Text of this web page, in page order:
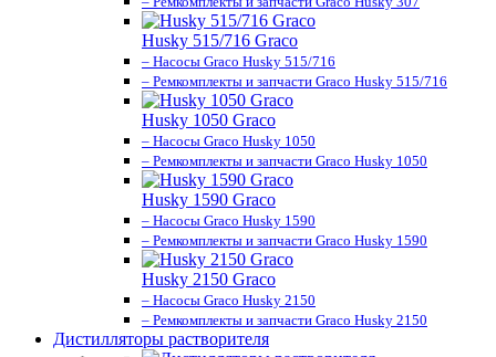
Husky 515/716 Graco
– Насосы Graco Husky 515/716
– Ремкомплекты и запчасти Graco Husky 515/716
Husky 1050 Graco
– Насосы Graco Husky 1050
– Ремкомплекты и запчасти Graco Husky 1050
Husky 1590 Graco
– Насосы Graco Husky 1590
– Ремкомплекты и запчасти Graco Husky 1590
Husky 2150 Graco
– Насосы Graco Husky 2150
– Ремкомплекты и запчасти Graco Husky 2150
Дистилляторы растворителя